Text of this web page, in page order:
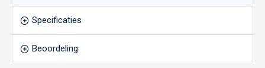
Specificaties
Beoordeling